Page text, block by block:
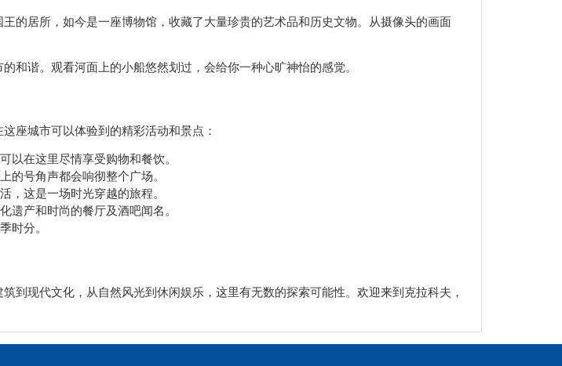
的居所，如今是一座博物馆，收藏了大量珍贵的艺术品和历史文物。从摄像头的画面
和谐。观看河面上的小船悠然划过，会给你一种心旷神怡的感觉。
座城市可以体验到的精彩活动和景点：
以在这里尽情享受购物和餐饮。
的号角声都会响彻整个广场。
，这是一场时光穿越的旅程。
遗产和时尚的餐厅及酒吧闻名。
时分。
到现代文化，从自然风光到休闲娱乐，这里有无数的探索可能性。欢迎来到克拉科夫，